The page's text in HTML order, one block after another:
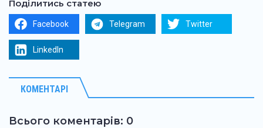
Поділитись статею
Facebook Telegram Twitter
LinkedIn
КОМЕНТАРІ
Всього коментарів: 0